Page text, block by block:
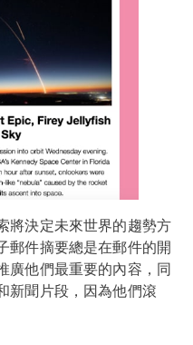
將決定未來世界的趨勢方
郵件摘要總是在郵件的開
廣他們最重要的內容，同
新聞片段，因為他們滾